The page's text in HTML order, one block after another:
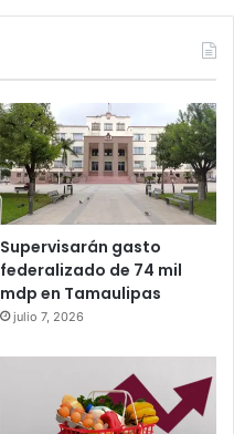
Supervisarán gasto
federalizado de 74 mil
mdp en Tamaulipas
julio 7, 2026